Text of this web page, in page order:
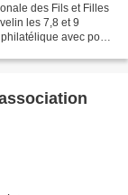
des Fils et Filles
les 7,8 et 9
avec pour